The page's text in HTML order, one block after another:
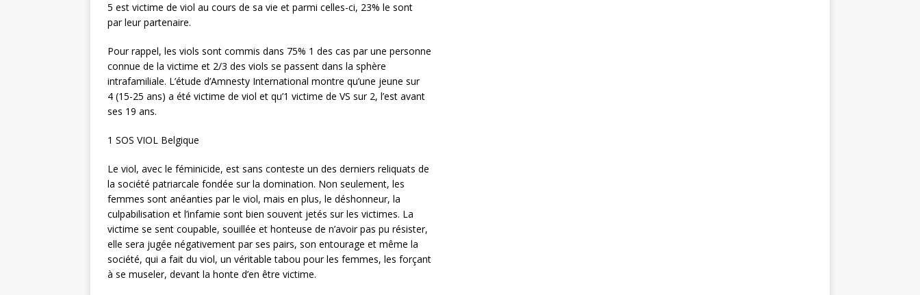
5 est victime de viol au cours de sa vie et parmi celles-ci, 23% le sont
par leur partenaire.
Pour rappel, les viols sont commis dans 75% 1 des cas par une personne
connue de la victime et 2/3 des viols se passent dans la sphère
intrafamiliale. L’étude d’Amnesty International montre qu’une jeune sur
4 (15-25 ans) a été victime de viol et qu’1 victime de VS sur 2, l’est avant
ses 19 ans.
1 SOS VIOL Belgique
Le viol, avec le féminicide, est sans conteste un des derniers reliquats de
la société patriarcale fondée sur la domination. Non seulement, les
femmes sont anéanties par le viol, mais en plus, le déshonneur, la
culpabilisation et l’infamie sont bien souvent jetés sur les victimes. La
victime se sent coupable, souillée et honteuse de n’avoir pas pu résister,
elle sera jugée négativement par ses pairs, son entourage et même la
société, qui a fait du viol, un véritable tabou pour les femmes, les forçant
à se museler, devant la honte d’en être victime.